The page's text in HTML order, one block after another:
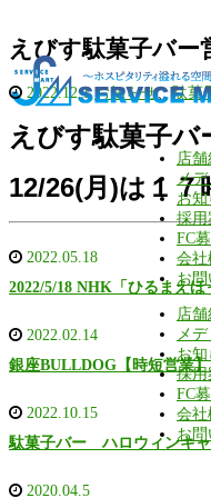
店
メ
お
採用
FC
会社
お
店
メ
お
採用
FC
会社
お
えびす駄菓子バー
2022.12.1 お知らせ、駄菓
えびす駄菓子バ
12/26(月)は１７
2022.05.18
2022/5/18 NHK「ひるまえ
2022.02.14
銀座BULLDOG【時短営業
2022.10.15
駄菓子バー ハロウィンキ
2020.04.5